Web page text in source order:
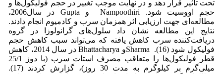
تحت ‌تأثیر قرار دهد و در نهایت موجب تغییر در حجم فولیکول‌ها و
حجم اووسیت شود. Nampoothiri و Gupta در سال2006،
مطالعه‌ای جهت ارزیابی اثر همزمان سرب و کادمیوم انجام دادند.
نتایج این مطالعه نشان داد سلول‌های گرانولوزا در گروه
دریافت‌کننده سرب کاهش یافته که می‌تواند سبب کاهش حجم
فولیکول شود (16). Sharmaو Bhattacharya در سال 2014، کاهش
قطر فولیکول‌ها را متعاقب مصرف استات سرب (با دوز 25/1
میلی‌گرم بر کیلوگرم به مدت 30 روز)، گزارش کردند (17).